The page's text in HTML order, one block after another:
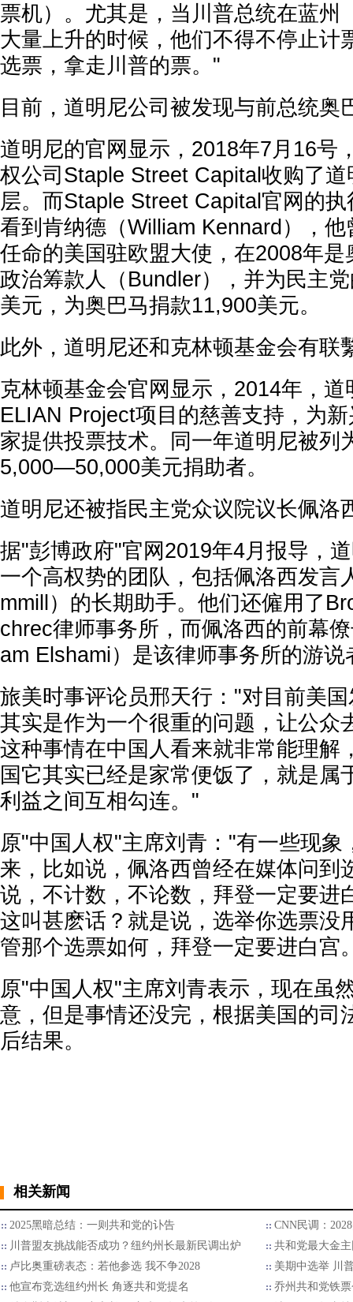
票机）。尤其是，当川普总统在蓝州
大量上升的时候，他们不得不停止计
选票，拿走川普的票。"
目前，道明尼公司被发现与前总统奥
道明尼的官网显示，2018年7月16号
权公司Staple Street Capital收购了
层。而Staple Street Capital官网的
看到肯纳德（William Kennard），
任命的美国驻欧盟大使，在2008年
政治筹款人（Bundler），并为民主
美元，为奥巴马捐款11,900美元。
此外，道明尼还和克林顿基金会有联
克林顿基金会官网显示，2014年，
ELIAN Project项目的慈善支持，为
家提供投票技术。同一年道明尼被列
5,000—50,000美元捐助者。
道明尼还被指民主党众议院议长佩洛
据"彭博政府"官网2019年4月报导，
一个高权势的团队，包括佩洛西发言
mmill）的长期助手。他们还僱用了
chrec律师事务所，而佩洛西的前幕
am Elshami）是该律师事务所的游说
旅美时事评论员邢天行："对目前美
其实是作为一个很重的问题，让公众
这种事情在中国人看来就非常能理解
国它其实已经是家常便饭了，就是属
利益之间互相勾连。"
原"中国人权"主席刘青："有一些现象
来，比如说，佩洛西曾经在媒体问到
说，不计数，不论数，拜登一定要进
这叫甚麽话？就是说，选举你选票没
管那个选票如何，拜登一定要进白宫
原"中国人权"主席刘青表示，现在虽
意，但是事情还没完，根据美国的司
后结果。
相关新闻
2025黑暗总结：一则共和党的讣告
CNN民调：
川普盟友挑战能否成功？纽约州长最新民调出炉
共和党最大金
卢比奥重磅表态：若他参选 我不争2028
美期中选举 川
他宣布竞选纽约州长 角逐共和党提名
乔州共和党铁